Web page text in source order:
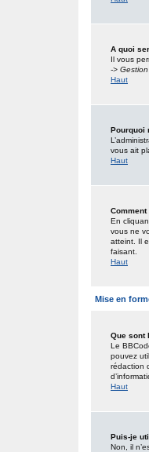
A quoi
Il vous
->
Haut
Pourquoi
vous ait
Haut
En
vous ne
atteint. Il
faisant.
Haut
Mise en
Que sont
Le
pouvez
rédaction
Haut
Puis-je
Non, il